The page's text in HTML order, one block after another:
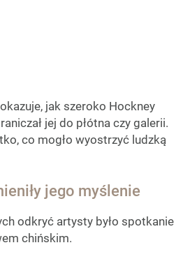
jak szeroko Hockney
jej do płótna czy galerii.
co mogło wyostrzyć ludzką
jego myślenie
odkryć artysty było spotkanie
chińskim.